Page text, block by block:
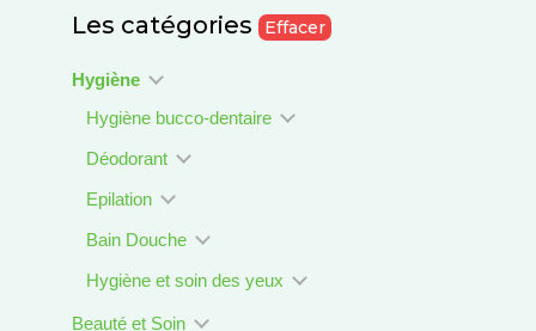
Les catégories Effacer
Hygiène
Hygiène bucco-dentaire
Déodorant
Epilation
Bain Douche
Hygiène et soin des yeux
Beauté et Soin